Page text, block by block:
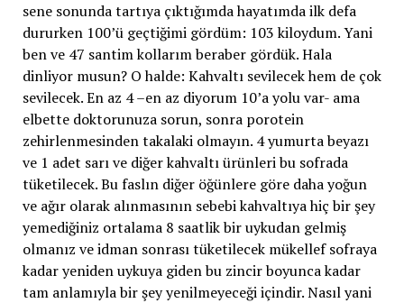
sene sonunda tartıya çıktığımda hayatımda ilk defa
dururken 100’ü geçtiğimi gördüm: 103 kiloydum. Yani
ben ve 47 santim kollarım beraber gördük. Hala
dinliyor musun? O halde: Kahvaltı sevilecek hem de çok
sevilecek. En az 4 –en az diyorum 10’a yolu var- ama
elbette doktorunuza sorun, sonra porotein
zehirlenmesinden takalaki olmayın. 4 yumurta beyazı
ve 1 adet sarı ve diğer kahvaltı ürünleri bu sofrada
tüketilecek. Bu faslın diğer öğünlere göre daha yoğun
ve ağır olarak alınmasının sebebi kahvaltıya hiç bir şey
yemediğiniz ortalama 8 saatlik bir uykudan gelmiş
olmanız ve idman sonrası tüketilecek mükellef sofraya
kadar yeniden uykuya giden bu zincir boyunca kadar
tam anlamıyla bir şey yenilmeyeceği içindir. Nasıl yani